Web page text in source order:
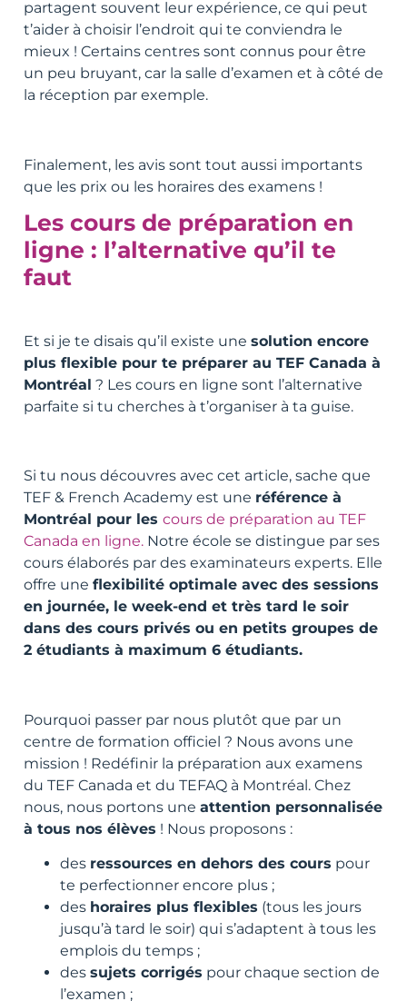
partagent souvent leur expérience, ce qui peut
t’aider à choisir l’endroit qui te conviendra le
mieux ! Certains centres sont connus pour être
un peu bruyant, car la salle d’examen et à côté de
la réception par exemple.
Finalement, les avis sont tout aussi importants
que les prix ou les horaires des examens !
Les cours de préparation en
ligne : l’alternative qu’il te
faut
Et si je te disais qu’il existe une solution encore
plus flexible pour te préparer au TEF Canada à
Montréal ? Les cours en ligne sont l’alternative
parfaite si tu cherches à t’organiser à ta guise.
Si tu nous découvres avec cet article, sache que
TEF & French Academy est une référence à
Montréal pour les cours de préparation au TEF
Canada en ligne.Notre école se distingue par ses
cours élaborés par des examinateurs experts. Elle
offre une flexibilité optimale avec des sessions
en journée, le week-end et très tard le soir
dans des cours privés ou en petits groupes de
2 étudiants à maximum 6 étudiants.
Pourquoi passer par nous plutôt que par un
centre de formation officiel ? Nous avons une
mission ! Redéfinir la préparation aux examens
du TEF Canada et du TEFAQ à Montréal. Chez
nous, nous portons une attention personnalisée
à tous nos élèves ! Nous proposons :
des ressources en dehors des cours pour
te perfectionner encore plus ;
des horaires plus flexibles (tous les jours
jusqu’à tard le soir) qui s’adaptent à tous les
emplois du temps ;
des sujets corrigés pour chaque section de
l’examen ;